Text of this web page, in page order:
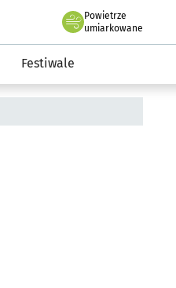
Powietrze
we Wrocławiu
umiarkowane
Festiwale